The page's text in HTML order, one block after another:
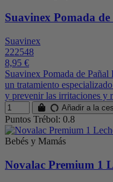
Suavinex Pomada
Suavinex
222548
8,95 €
Suavinex Pomada de Pañal
un tratamiento
y prevenir las irritaciones y
Añadir a la
Puntos Trébol: 0.8
Bebés y Mamás
Novalac Premium 1